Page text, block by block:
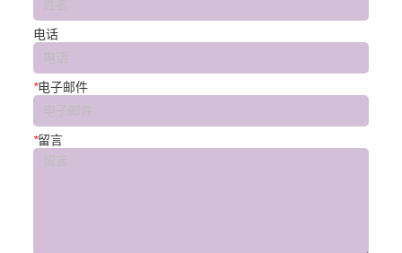
电话
*电子邮件
*留言